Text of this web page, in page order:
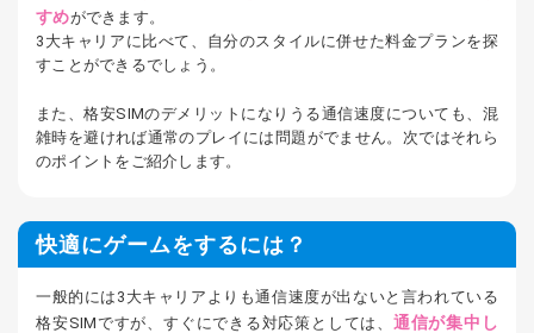
すめができます。
3大キャリアに比べて、自分のスタイルに併せた料金プランを探
すことができるでしょう。
また、格安SIMのデメリットになりうる通信速度についても、混
雑時を避ければ通常のプレイには問題がでません。次ではそれら
のポイントをご紹介します。
快適にゲームをするには？
一般的には3大キャリアよりも通信速度が出ないと言われている
格安SIMですが、すぐにできる対応策としては、 通信が集中し